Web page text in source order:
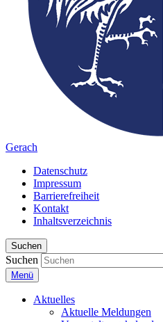
Gerach
Datenschutz
Impressum
Barrierefreiheit
Kontakt
Inhaltsverzeichnis
Suchen
Suchen
Menü
Aktuelles
Aktuelle Meldungen